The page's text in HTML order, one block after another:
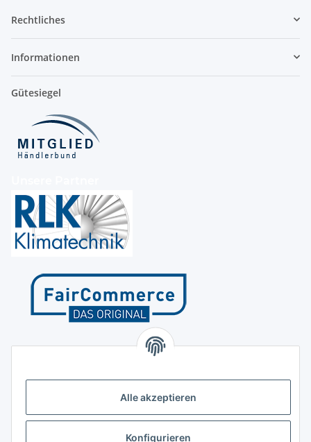
Alle akzeptieren
Konfigurieren
Rechtliches
Informationen
Gütesiegel